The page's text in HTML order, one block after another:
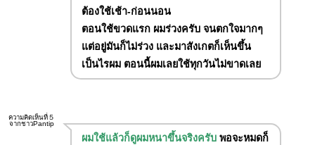
ต้องใช้เช้า-ก่อนนอน
ตอนใช้ขวดแรก ผมร่วงครับ จนตกใจมากๆ
แต่อยู่มันก็ไม่ร่วง และมาสังเกตก็เห็นขึ้น
เป็นไรผม ตอนนี้ผมเลยใช้ทุกวันไม่ขาดเลย
ความคิดเห็นที่５
จากชาวPantip
ผมใช้แล้วก็ดูผมหนาขึ้นจริงครับ พอจะหมดก็